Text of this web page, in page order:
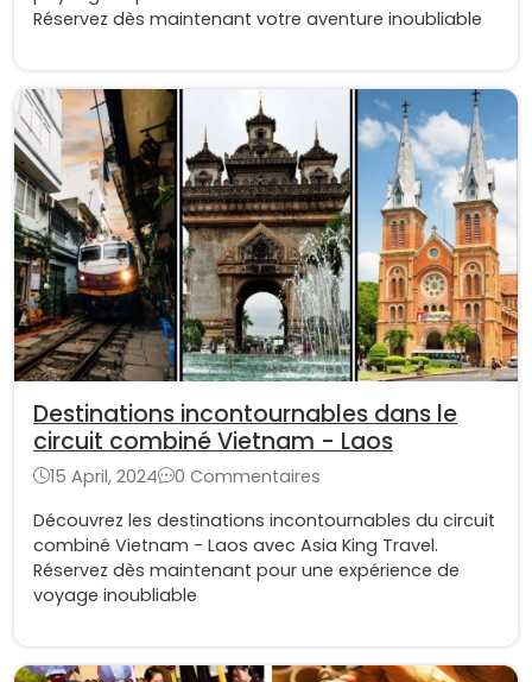
Réservez dès maintenant votre aventure inoubliable
Destinations incontournables dans le
circuit combiné Vietnam - Laos
15 April, 2024
0 Commentaires
Découvrez les destinations incontournables du circuit
combiné Vietnam - Laos avec Asia King Travel.
Réservez dès maintenant pour une expérience de
voyage inoubliable